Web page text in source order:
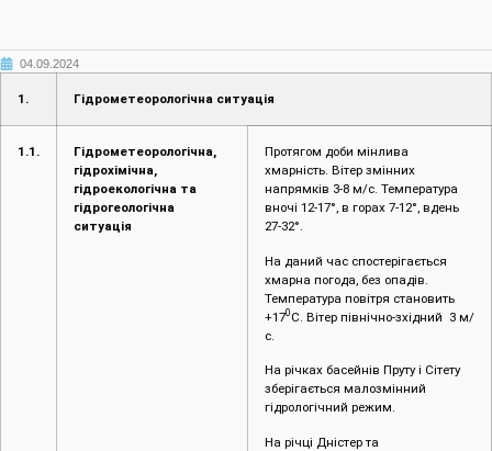
04.09.2024
1. Гідрометеорологічна ситуація
1.1.
Гідрометеорологічна,
гідрохімічна,
гідроекологічна та
гідрогеологічна
ситуація
Протягом доби мінлива
хмарність. Вітер змінних
напрямків 3-8 м/с. Температура
вночі 12-17°, в горах 7-12°, вдень
27-32°.
На даний час спостерігається
хмарна погода, без опадів.
Температура повітря становить
+170 С. Вітер північно-зхідний 3 м/
с.
На річках басейнів Пруту і Сітету
зберігається малозмінний
гідрологічний режим.
На річці Дністер та